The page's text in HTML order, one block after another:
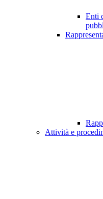
Enti
Attività e